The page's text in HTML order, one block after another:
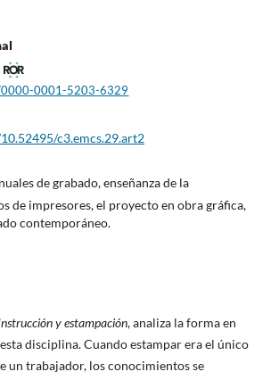
0000-0001-5203-6329
c3.emcs.29.art2
de grabado, enseñanza de la
de impresores, el proyecto en obra gráfica,
contemporáneo.
y estampación, analiza la forma en
disciplina. Cuando estampar era el único
un trabajador, los conocimientos se